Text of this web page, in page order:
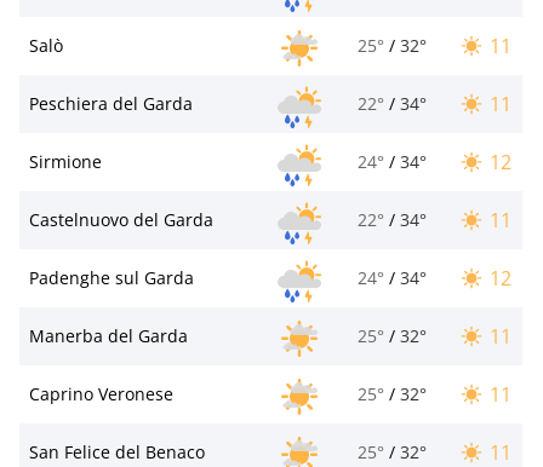
Salò 25° / 32° 11
Peschiera del Garda 22° / 34° 11
Sirmione 24° / 34° 12
Castelnuovo del Garda 22° / 34° 11
Padenghe sul Garda 24° / 34° 12
Manerba del Garda 25° / 32° 11
Caprino Veronese 25° / 32° 11
San Felice del Benaco 25° / 32° 11